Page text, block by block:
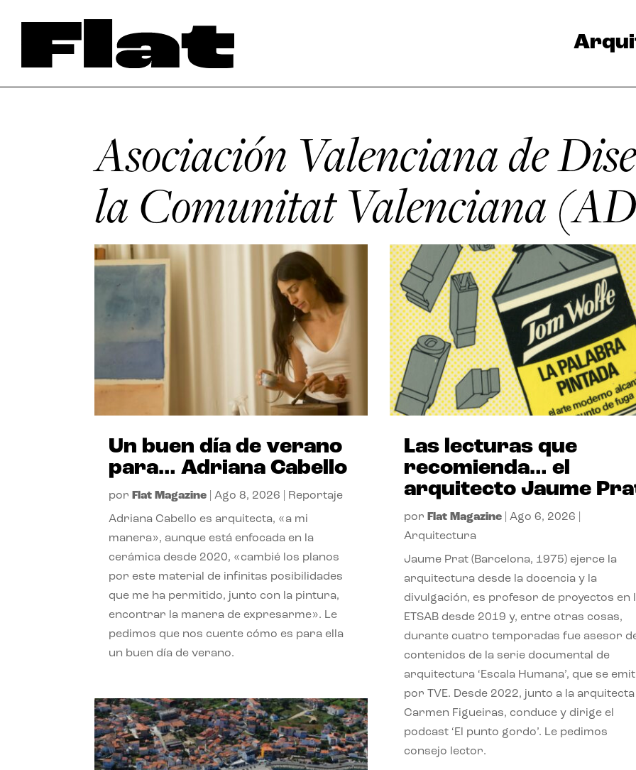
Asociación Valenciana de
la Comunitat Valenciana
Un buen día de verano
para… Adriana Cabello
por Flat Magazine |Ago 8, 2026 Reportaje
Adriana Cabello es arquitecta, «a mi
manera», aunque está enfocada en la
cerámica desde 2020, «cambié los planos
por este material de infinitas posibilidades
que me ha permitido, junto con la pintura,
encontrar la manera de expresarme». Le
pedimos que nos cuente cómo es para ella
un buen día de verano.
Las lecturas que
recomienda… el
arquitecto Jaume
por Flat Magazine| Ago 6, 2026
Arquitectura
Jaume Prat (Barcelona, 1975) ejerce la
arquitectura desde la docencia y la
divulgación, es profesor de proyectos en
ETSAB desde 2019 y, entre otras cosas,
durante cuatro temporadas fue asesor
contenidos de la serie documental de
arquitectura ‘Escala Humana’, que se
por TVE. Desde 2022, junto a la arquitecta
Carmen Figueiras, conduce y dirige el
podcast ‘El punto gordo’. Le pedimos
consejo lector.